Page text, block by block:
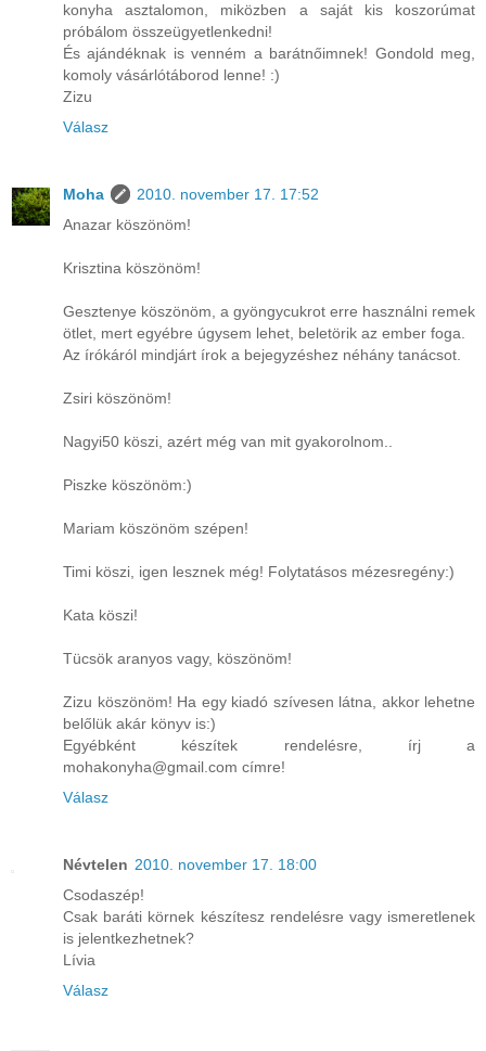
konyha asztalomon, miközben a saját kis koszorúmat
próbálom összeügyetlenkedni!
És ajándéknak is venném a barátnőimnek! Gondold meg,
komoly vásárlótáborod lenne! :)
Zizu
Válasz
Moha
2010. november 17. 17:52
Anazar köszönöm!
Krisztina köszönöm!
Gesztenye köszönöm, a gyöngycukrot erre használni remek
ötlet, mert egyébre úgysem lehet, beletörik az ember foga.
Az írókáról mindjárt írok a bejegyzéshez néhány tanácsot.
Zsiri köszönöm!
Nagyi50 köszi, azért még van mit gyakorolnom..
Piszke köszönöm:)
Mariam köszönöm szépen!
Timi köszi, igen lesznek még! Folytatásos mézesregény:)
Kata köszi!
Tücsök aranyos vagy, köszönöm!
Zizu köszönöm! Ha egy kiadó szívesen látna, akkor lehetne
belőlük akár könyv is:)
Egyébként készítek rendelésre, írj a
mohakonyha@gmail.com címre!
Válasz
Névtelen 2010. november 17. 18:00
Csodaszép!
Csak baráti körnek készítesz rendelésre vagy ismeretlenek
is jelentkezhetnek?
Lívia
Válasz